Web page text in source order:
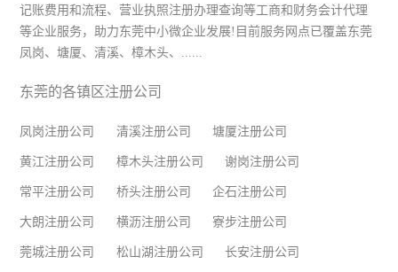
记账费用和流程、营业执照注册办理查询等工商和财务会计代理
等企业服务，助力东莞中小微企业发展!目前服务网点已覆盖东莞
凤岗、塘厦、清溪、樟木头、......
东莞的各镇区注册公司
凤岗注册公司 清溪注册公司 塘厦注册公司
黄江注册公司 樟木头注册公司 谢岗注册公司
常平注册公司 桥头注册公司 企石注册公司
大朗注册公司 横沥注册公司 寮步注册公司
莞城注册公司 松山湖注册公司 长安注册公司